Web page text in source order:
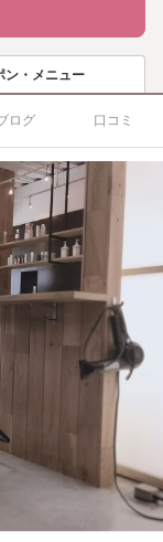
ン・メニュー
ログ 口コミ